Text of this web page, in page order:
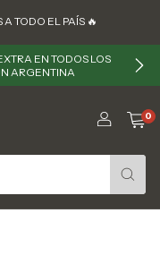
A TODO EL PAÍS 🔥
EN TODOS LOS
ARGENTINA
0